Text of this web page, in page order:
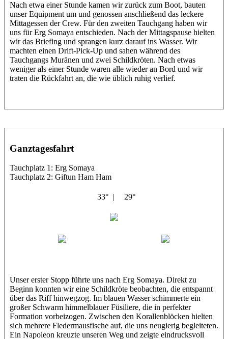
Nach etwa einer Stunde kamen wir zurück zum Boot, bauten
unser Equipment um und genossen anschließend das leckere
Mittagessen der Crew. Für den zweiten Tauchgang haben wir
uns für Erg Somaya entschieden. Nach der Mittagspause hielten
wir das Briefing und sprangen kurz darauf ins Wasser. Wir
machten einen Drift-Pick-Up und sahen während des
Tauchgangs Muränen und zwei Schildkröten. Nach etwas
weniger als einer Stunde waren alle wieder an Bord und wir
traten die Rückfahrt an, die wie üblich ruhig verlief.
Ganztagesfahrt
Tauchplatz 1: Erg Somaya
Tauchplatz 2: Giftun Ham Ham
33° | 29°
Unser erster Stopp führte uns nach Erg Somaya. Direkt zu
Beginn konnten wir eine Schildkröte beobachten, die entspannt
über das Riff hinwegzog. Im blauen Wasser schimmerte ein
großer Schwarm himmelblauer Füsiliere, die in perfekter
Formation vorbeizogen. Zwischen den Korallenblöcken hielten
sich mehrere Fledermausfische auf, die uns neugierig begleiteten.
Ein Napoleon kreuzte unseren Weg und zeigte eindrucksvoll